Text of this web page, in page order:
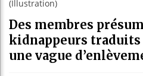
(Illustration)
Des membres
kidnappeurs traduits
une vague